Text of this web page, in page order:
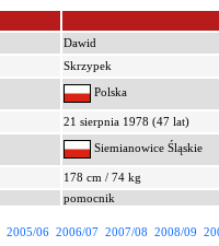
Dawid
Skrzypek
Polska
21 sierpnia 1978 (47 lat)
Siemianowice Śląskie
178 cm / 74 kg
pomocnik
2005/06 2006/07 2007/08 2008/09